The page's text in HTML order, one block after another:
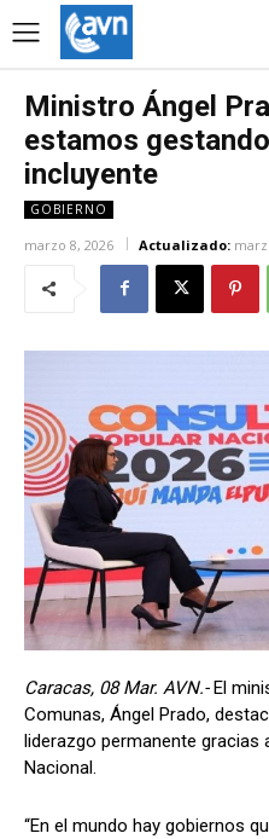
Ministro Ángel
estamos
incluyente
GOBIERNO
marzo 8, 2026 Actualizado:
Caracas, 08 Mar. AVN.-El
Comunas, Ángel Prado,
liderazgo permanente gracias
Nacional.
“En el mundo hay gobiernos